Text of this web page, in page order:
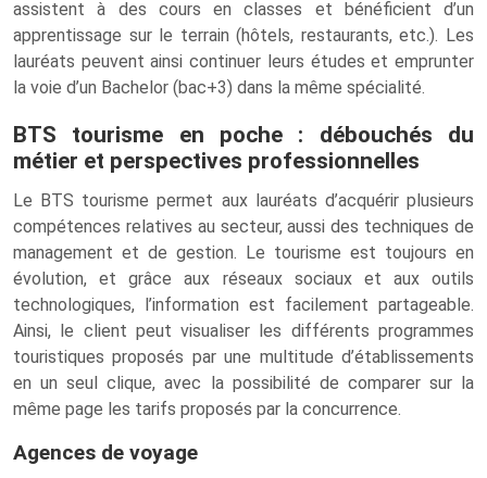
assistent à des cours en classes et bénéficient d’un
apprentissage sur le terrain (hôtels, restaurants, etc.). Les
lauréats peuvent ainsi continuer leurs études et emprunter
la voie d’un Bachelor (bac+3) dans la même spécialité.
BTS tourisme en poche : débouchés du
métier et perspectives professionnelles
Le BTS tourisme permet aux lauréats d’acquérir plusieurs
compétences relatives au secteur, aussi des techniques de
management et de gestion. Le tourisme est toujours en
évolution, et grâce aux réseaux sociaux et aux outils
technologiques, l’information est facilement partageable.
Ainsi, le client peut visualiser les différents programmes
touristiques proposés par une multitude d’établissements
en un seul clique, avec la possibilité de comparer sur la
même page les tarifs proposés par la concurrence.
Agences de voyage